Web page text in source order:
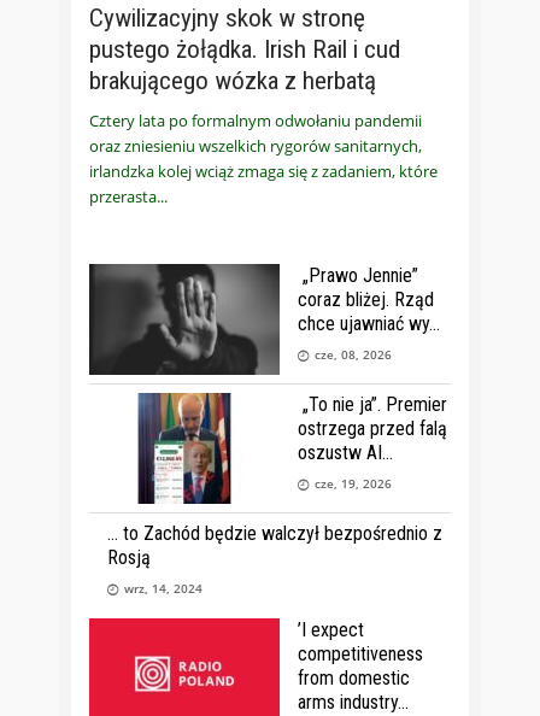
Cywilizacyjny skok w stronę
pustego żołądka. Irish Rail i cud
brakującego wózka z herbatą
Cztery lata po formalnym odwołaniu pandemii
oraz zniesieniu wszelkich rygorów sanitarnych,
irlandzka kolej wciąż zmaga się z zadaniem, które
przerasta
„Prawo Jennie”
coraz bliżej. Rząd
chce ujawniać wy
cze, 08, 2026
„To nie ja”. Premier
ostrzega przed falą
oszustw AI
cze, 19, 2026
… to Zachód będzie walczył bezpośrednio z
Rosją
wrz, 14, 2024
’I expect
competitiveness
from domestic
arms industry